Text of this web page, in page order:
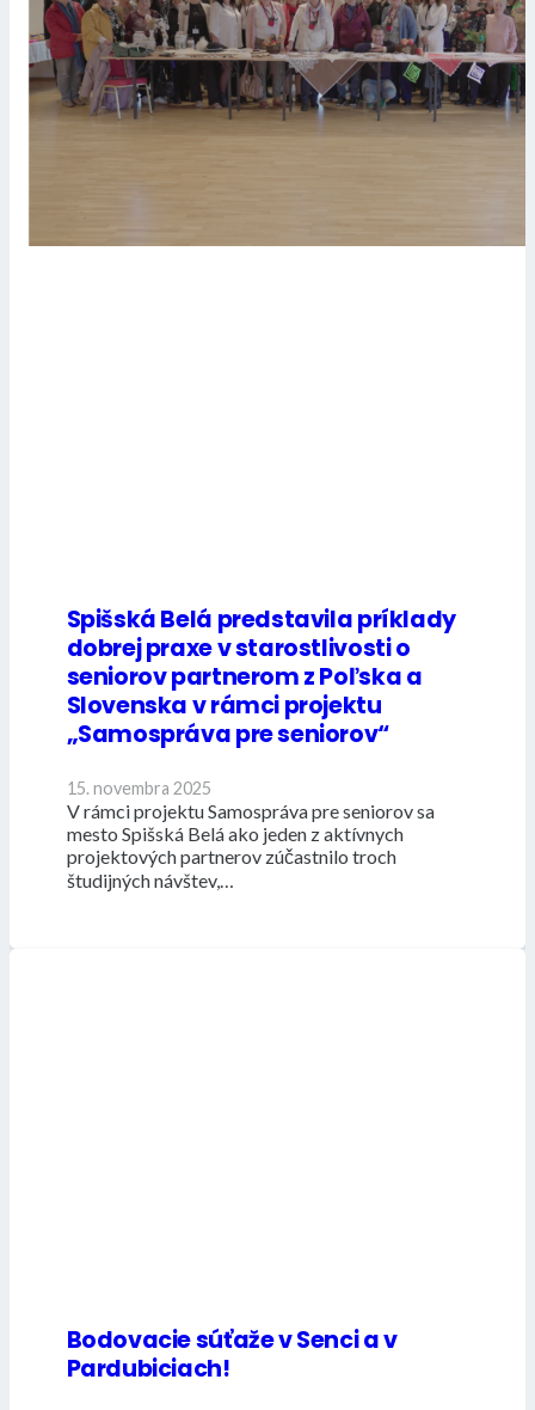
Spišská Belá predstavila príklady
dobrej praxe v starostlivosti o
seniorov partnerom z Poľska a
Slovenska v rámci projektu
„Samospráva pre seniorov“
15. novembra 2025
V rámci projektu Samospráva pre seniorov sa
mesto Spišská Belá ako jeden z aktívnych
projektových partnerov zúčastnilo troch
študijných návštev,…
Bodovacie súťaže v Senci a v
Pardubiciach!